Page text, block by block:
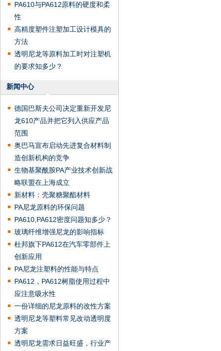
PA610与PA612原料的硬度和柔
性
高精度塑件注塑加工设计模具的
方法
透明尼龙等原料加工时对注塑机
的要求知多少？
新闻中心
德国巴斯夫公司决定重新开发尼
龙610产品并把它列入供应产品
范围
奥巴马宣布启动先进复合材料制
造创新机构的竞争
生物基聚酰胺PA产业技术创新战
略联盟在上海成立
新材料：壳聚糖聚酯材料
PA尼龙原料的环保问题
PA610,PA612密度问题知多少？
玻璃纤维增强尼龙的影响指标
杜邦旗下PA612在汽车零部件上
创新应用
PA尼龙注塑料的性能与特点
PA612，PA612树脂使用过程中
应注意吸水性
一份详细的尼龙原料的改性方案
透明尼龙等塑料常见改动透明度
方案
透明尼龙需求日益旺盛，行业产